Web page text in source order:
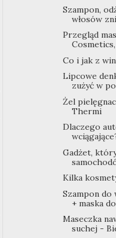
Szampon,
włosów
Przegląd
Cosmetics,
Co i jak z
Lipcowe
zużyć w
Żel
Thermi
Dlaczego
Gadżet,
Kilka
Szampon do
+ maska
Maseczka
suchej -